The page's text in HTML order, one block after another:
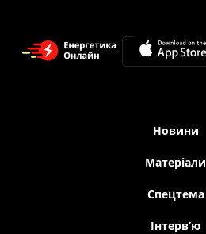
Новини
Матеріали
Спецтема
Iнтерв’ю